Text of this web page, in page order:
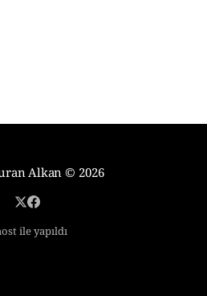
Alkan © 2026
ile yapıldı